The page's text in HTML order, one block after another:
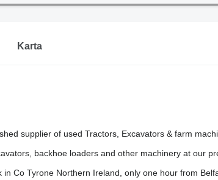
Karta
supplier of used Tractors, Excavators & farm
backhoe loaders and other machinery at our
Co Tyrone Northern Ireland, only one hour from